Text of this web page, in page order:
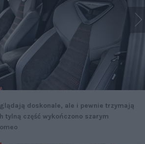
doskonale, ale i pewnie trzymają
tylną część wykończono szarym